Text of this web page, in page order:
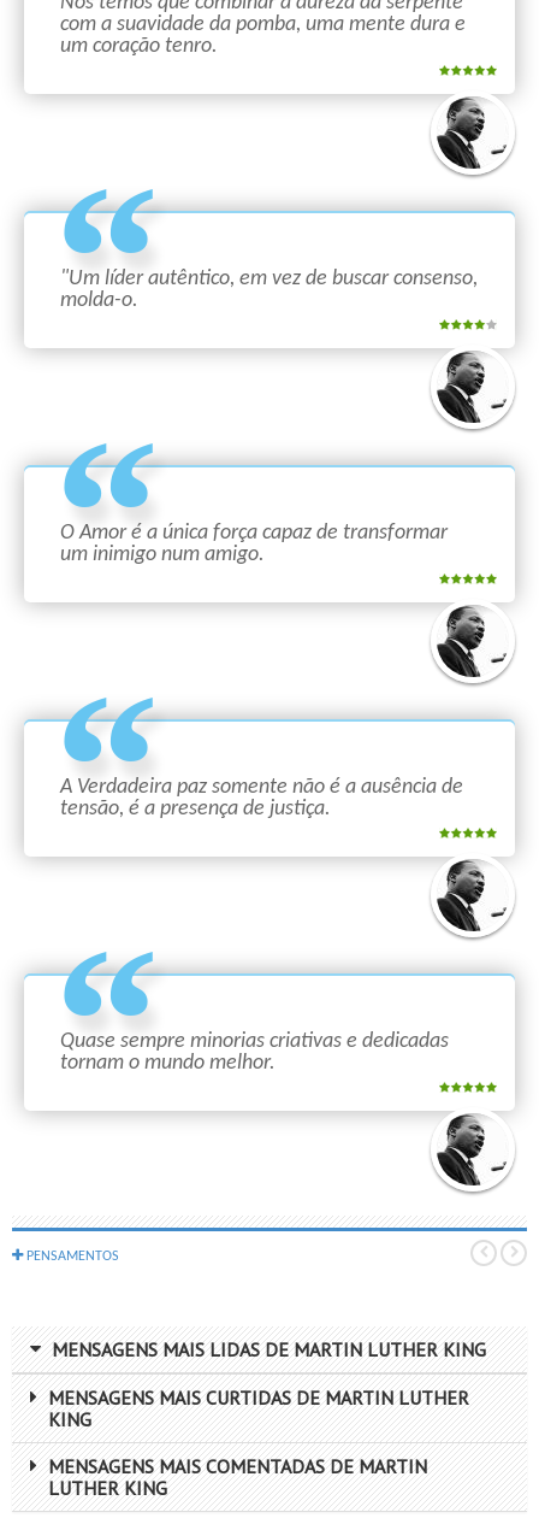
com a suavidade da pomba, uma mente dura e
um coração tenro.
"Um líder autêntico, em vez de buscar consenso,
molda-o.
O Amor é a única força capaz de transformar
um inimigo num amigo.
A Verdadeira paz somente não é a ausência de
tensão, é a presença de justiça.
Quase sempre minorias criativas e dedicadas
tornam o mundo melhor.
PENSAMENTOS
MENSAGENS MAIS LIDAS DE MARTIN LUTHER KING
MENSAGENS MAIS CURTIDAS DE MARTIN LUTHER
KING
MENSAGENS MAIS COMENTADAS DE MARTIN
LUTHER KING